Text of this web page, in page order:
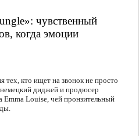
чувственный
когда эмоции
тех, кто ищет на звонок не просто
диджей и продюсер
Emma Louise, чей пронзительный